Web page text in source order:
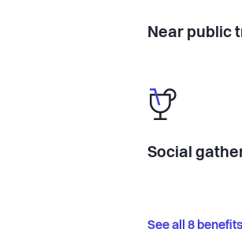
Near public
Social
See all 8 benefits